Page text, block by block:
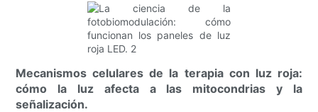
Mecanismos celulares de la terapia con luz roja:
cómo la luz afecta a las mitocondrias y la
señalización.